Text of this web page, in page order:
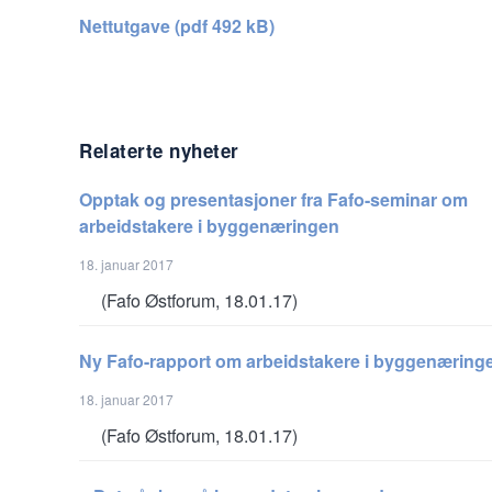
Nettutgave (pdf 492 kB)
Relaterte nyheter
Opptak og presentasjoner fra Fafo-seminar om
arbeidstakere i byggenæringen
18. januar 2017
(Fafo Østforum, 18.01.17)
Ny Fafo-rapport om arbeidstakere i
18. januar 2017
(Fafo Østforum, 18.01.17)